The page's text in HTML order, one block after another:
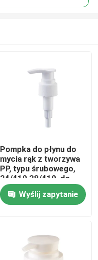
Pompka do płynu do
mycia rąk z tworzywa
PP, typu śrubowego,
24/410 28/410, do
pielęgnacji osobistej
Wyślij zapytanie